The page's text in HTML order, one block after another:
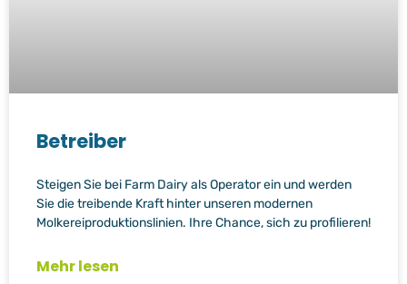
Betreiber
Steigen Sie bei Farm Dairy als Operator ein und werden
Sie die treibende Kraft hinter unseren modernen
Molkereiproduktionslinien. Ihre Chance, sich zu profilieren!
Mehr lesen